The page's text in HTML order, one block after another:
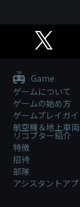
Game
ゲームについて
ゲームの始め方
ゲームプレイガイ
航空機＆地上車
リコプター紹介
特徴
招待
部隊
アシスタントアプ